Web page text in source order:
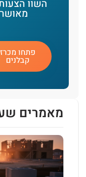
פתחו מכרז
קבלנים
מאמרים